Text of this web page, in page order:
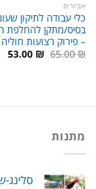
אביזרים
כלי עבודה לתיקון
בסיס/מתקן להחלפת
– פירוק רצועות
65.00₪ המחיר53.00 ₪
מתנות